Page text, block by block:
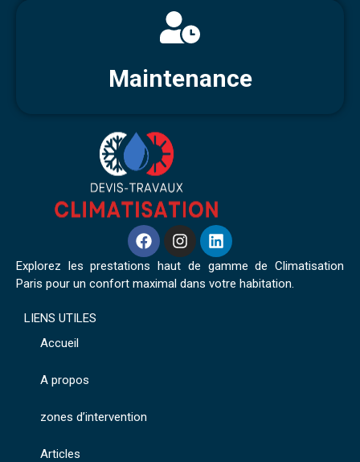
Maintenance
Explorez les prestations haut de gamme de Climatisation
Paris pour un confort maximal dans votre habitation.
LIENS UTILES
Accueil
A propos
zones d’intervention
Articles